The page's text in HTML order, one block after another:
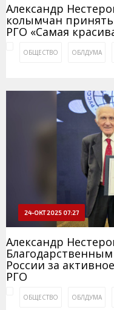
Александр
колымчан принять
РГО «Самая
ОБЩЕСТВО ОБЛДУМА
24-ОКТ 2025 07:27
Александр
России за
РГО
ОБЩЕСТВО ОБЛДУМА